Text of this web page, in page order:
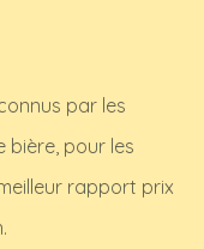
par les
bière, pour les
rapport prix